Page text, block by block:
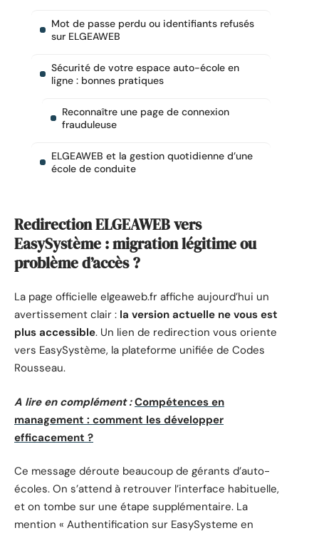
Mot de passe perdu ou identifiants refusés
sur ELGEAWEB
Sécurité de votre espace auto-école en
ligne : bonnes pratiques
Reconnaître une page de connexion
frauduleuse
ELGEAWEB et la gestion quotidienne d’une
école de conduite
Redirection ELGEAWEB vers
EasySystème : migration légitime ou
problème d’accès ?
La page officielle elgeaweb.fr affiche aujourd’hui un
avertissement clair : la version actuelle ne vous est
plus accessible. Un lien de redirection vous oriente
vers EasySystème, la plateforme unifiée de Codes
Rousseau.
A lire en complément : Compétences en
management : comment les développer
efficacement ?
Ce message déroute beaucoup de gérants d’auto-
écoles. On s’attend à retrouver l’interface habituelle,
et on tombe sur une étape supplémentaire. La
mention « Authentification sur EasySysteme en